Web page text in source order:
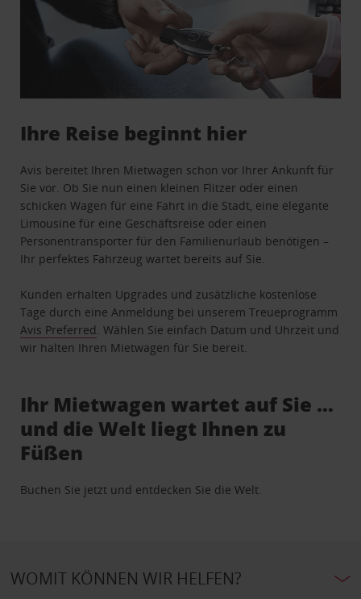
Ihre Reise beginnt hier
Avis bereitet Ihren Mietwagen schon vor Ihrer Ankunft für
Sie vor. Ob Sie nun einen kleinen Flitzer oder einen
schicken Wagen für eine Fahrt in die Stadt, eine elegante
Limousine für eine Geschäftsreise oder einen
Personentransporter für den Familienurlaub benötigen –
Ihr perfektes Fahrzeug wartet bereits auf Sie.
Kunden erhalten Upgrades und zusätzliche kostenlose
Tage durch eine Anmeldung bei unserem Treueprogramm
Avis Preferred . Wählen Sie einfach Datum und Uhrzeit und
wir halten Ihren Mietwagen für Sie bereit.
Ihr Mietwagen wartet auf Sie …
und die Welt liegt Ihnen zu
Füßen
Buchen Sie jetzt und entdecken Sie die Welt.
WOMIT KÖNNEN WIR HELFEN?